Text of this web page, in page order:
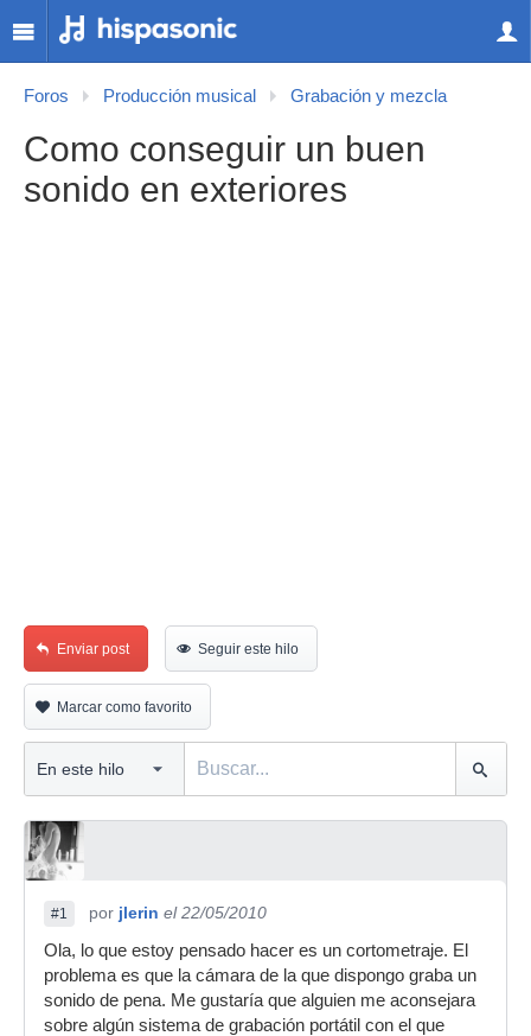
Foros Producción musical Grabación y mezcla
Como conseguir un buen
sonido en exteriores
Enviar post Seguir este hilo
Marcar como favorito
#1 por jlerin el 22/05/2010
Ola, lo que estoy pensado hacer es un cortometraje. El
problema es que la cámara de la que dispongo graba un
sonido de pena. Me gustaría que alguien me aconsejara
sobre algún sistema de grabación portátil con el que